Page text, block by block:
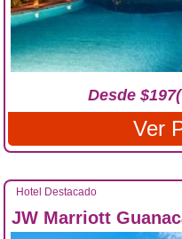
Desde
Ver
Hotel Destacado
JW Marriott